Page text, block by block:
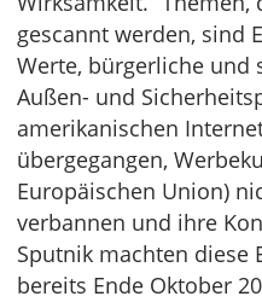
gescannt werden, sind
Werte, bürgerliche und
Außen- und
amerikanischen
übergegangen,
Europäischen Union)
verbannen und ihre
Sputnik machten diese
bereits Ende Oktober